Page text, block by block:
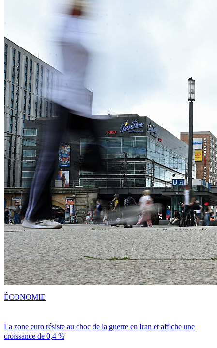
La zone euro résiste au choc de la guerre en Iran et affiche une
croissance de 0,4 %
ÉCONOMIE